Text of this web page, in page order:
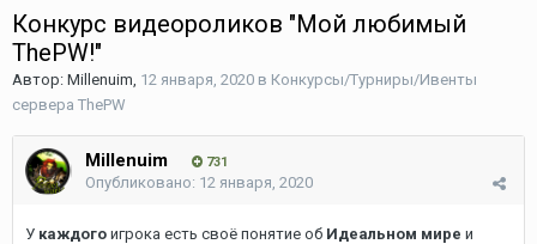
Конкурс видеороликов "Мой любимый
ThePW!"
Автор: Millenuim, 12 января, 2020 в Конкурсы/Турниры/Ивенты
сервера ThePW
Millenuim 731
Опубликовано: 12 января, 2020
У каждого игрока есть своё понятие об Идеальном мире и